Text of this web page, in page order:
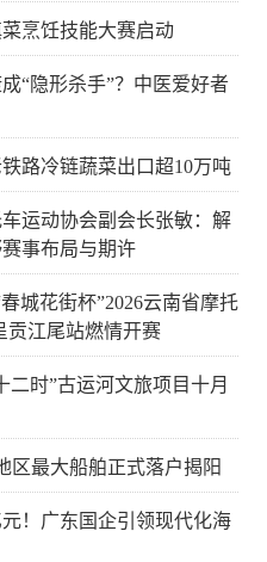
烹饪技能大赛启动
“隐形杀手”？中医爱好者
路冷链蔬菜出口超10万吨
运动协会副会长张敏：解
事布局与期许
城花街杯”2026云南省摩托
贡江尾站燃情开赛
二时”古运河文旅项目十月
区最大船舶正式落户揭阳
！广东国企引领现代化海